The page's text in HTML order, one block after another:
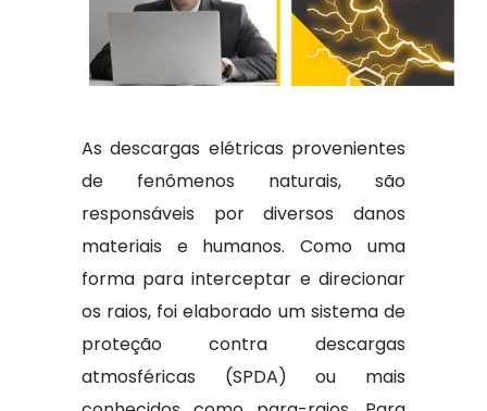
As descargas elétricas provenientes
de fenômenos naturais, são
responsáveis por diversos danos
materiais e humanos. Como uma
forma para interceptar e direcionar
os raios, foi elaborado um sistema de
proteção contra descargas
atmosféricas (SPDA) ou mais